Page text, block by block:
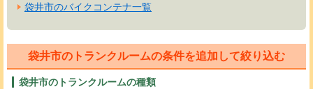
袋井市のバイクコンテナ一覧
袋井市のトランクルームの条件を追加して絞り込む
袋井市のトランクルームの種類